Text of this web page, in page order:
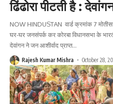
ढिंढोरा पीटती है :
NOW HINDUSTAN वार्ड क्रमांक 7
घर-घर जनसंपर्क कर कोरबा विधानसभा के
देवांगन ने जन आशीर्वाद प्राप्त…
Rajesh Kumar Mishra October 28,